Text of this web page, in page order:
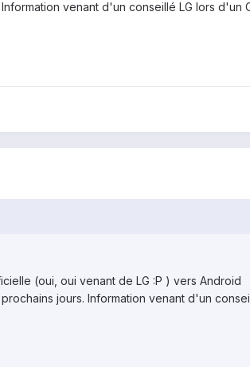
venant d'un conseillé LG lors d'un
(oui, oui venant de LG :P ) vers Android
jours. Information venant d'un